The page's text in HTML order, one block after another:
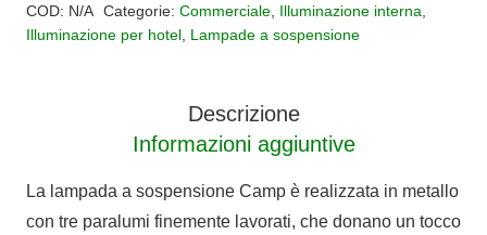
metallo
COD: N/A Categorie: Commerciale, Illuminazione interna
Illuminazione per hotel Lampade a sospensione
Descrizione
Informazioni aggiuntive
La lampada a sospensione Camp è realizzata in metallo
con tre paralumi finemente lavorati, che donano un tocco